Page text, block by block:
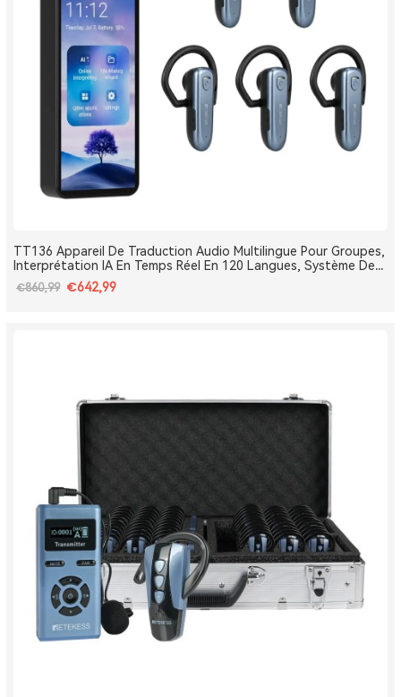
TT136 Appareil De Traduction Audio Multilingue Pour Groupes,
Interprétation IA En Temps Réel En 120 Langues, Système De
Traduction Pour Tours Et Conférences One-To-Many, Diffusion
Double Canal, Longue Portée 2.4G
€860,99 €642,99